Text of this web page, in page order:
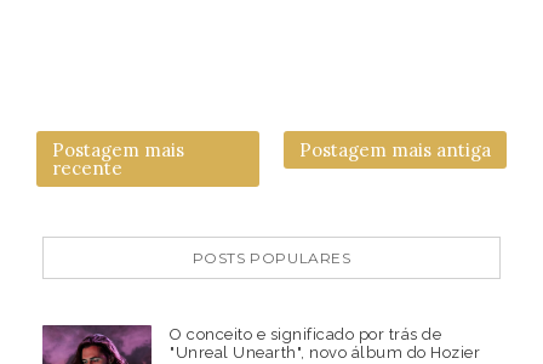
Postagem mais
recente
Postagem mais antiga
POSTS POPULARES
O conceito e significado por trás de
"Unreal Unearth", novo álbum do Hozier